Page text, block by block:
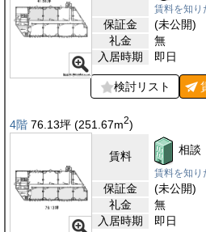
賃料を知り
保証金
(未公開)
礼金
無
入居時期
即日
検討リスト
4階 76.13坪 (251.67m2)
賃料 相談
賃料を知り
保証金
(未公開)
礼金
無
入居時期
即日